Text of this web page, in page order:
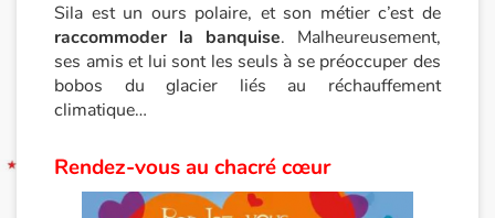
Autour de la lecture
Apprendre à lire
Activités et ateliers
Sila est un ours polaire, et son métier c’est de
raccommoder la banquise. Malheureusement,
ses amis et lui sont les seuls à se préoccuper des
bobos du glacier liés au réchauffement
climatique…
Rendez-vous au chacré cœur